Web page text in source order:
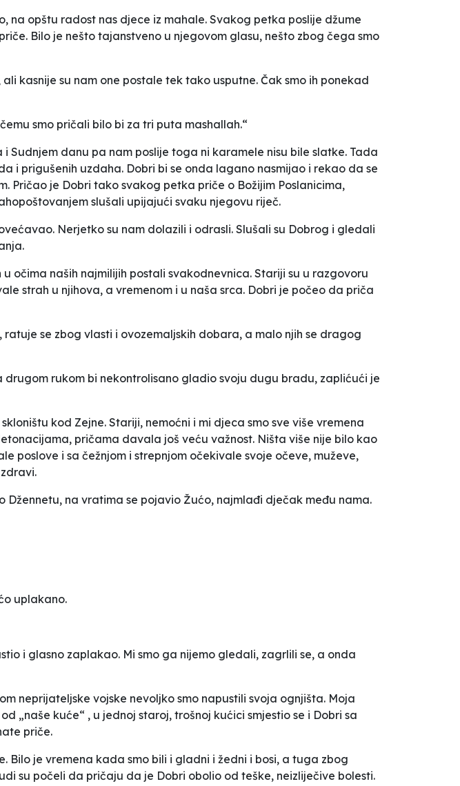
opštu radost nas djece iz mahale. Svakog petka poslije džume
Bilo je nešto tajanstveno u njegovom glasu, nešto zbog čega smo
kasnije su nam one postale tek tako usputne. Čak smo ih ponekad
smo pričali bilo bi za tri puta mashallah.“
danu pa nam poslije toga ni karamele nisu bile slatke. Tada
i prigušenih uzdaha. Dobri bi se onda lagano nasmijao i rekao da se
Pričao je Dobri tako svakog petka priče o Božijim Poslanicima,
slušali upijajući svaku njegovu riječ.
Nerjetko su nam dolazili i odrasli. Slušali su Dobrog i gledali
očima naših najmilijih postali svakodnevnica. Stariji su u razgovoru
strah u njihova, a vremenom i u naša srca. Dobri je počeo da priča
se zbog vlasti i ovozemaljskih dobara, a malo njih se dragog
rukom bi nekontrolisano gladio svoju dugu bradu, zaplićući je
kod Zejne. Stariji, nemoćni i mi djeca smo sve više vremena
pričama davala još veću važnost. Ništa više nije bilo kao
poslove i sa čežnjom i strepnjom očekivale svoje očeve, muževe,
na vratima se pojavio Žućo, najmlađi dječak među nama.
uplakano.
i glasno zaplakao. Mi smo ga nijemo gledali, zagrlili se, a onda
neprijateljske vojske nevoljko smo napustili svoja ognjišta. Moja
„naše kuće“ , u jednoj staroj, trošnoj kućici smjestio se i Dobri sa
priče.
Bilo je vremena kada smo bili i gladni i žedni i bosi, a tuga zbog
su počeli da pričaju da je Dobri obolio od teške, neizliječive bolesti.